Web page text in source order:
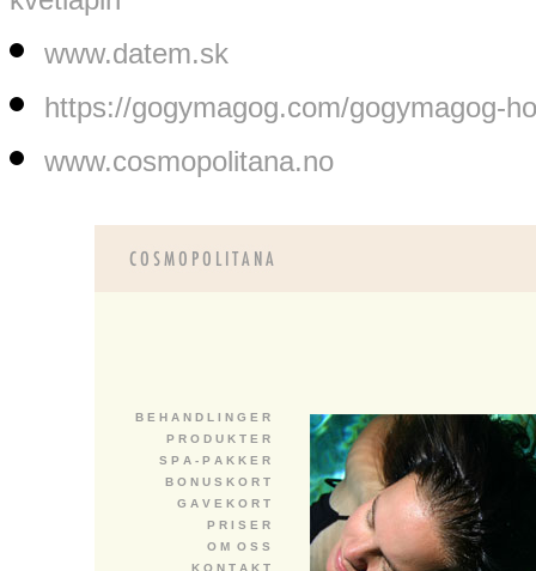
www.datem.sk
https://gogymagog.com/gogymagog-
www.cosmopolitana.no
B E H A N D L I N G E R
P R O D U K T E R
S P A - P A K K E R
B O N U S K O R T
G A V E K O R T
P R I S E R
O M O S S
K O N T A K T